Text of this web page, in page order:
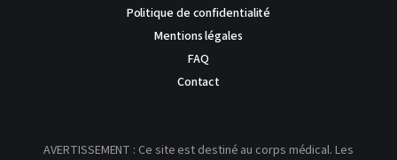
Politique de confidentialité
Mentions légales
FAQ
Contact
AVERTISSEMENT : Ce site est destiné au corps médical. Les